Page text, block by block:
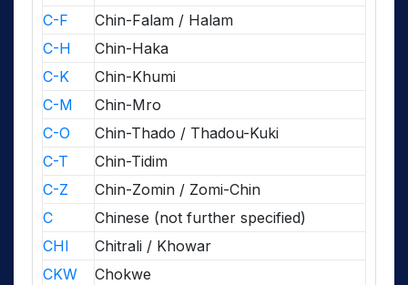
C-F
Chin-Falam / Halam
C-H
Chin-Haka
C-K
Chin-Khumi
C-M
Chin-Mro
C-O
Chin-Thado / Thadou-Kuki
C-T
Chin-Tidim
C-Z
Chin-Zomin / Zomi-Chin
C
Chinese (not further specified)
CHI
Chitrali / Khowar
CKW
Chokwe